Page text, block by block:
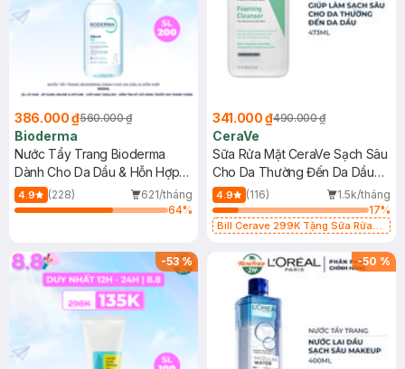
386.000 ₫560.000 ₫
Bioderma
Nước Tẩy Trang Bioderma
Dành Cho Da Dầu & Hỗn Hợp
500ml
4.9 (228)
621/tháng
64%
341.000 ₫490.000 ₫
CeraVe
Sữa Rửa Mặt CeraVe Sạch Sâu
Cho Da Thường Đến Da Dầu
473ml
4.9 (116)
1.5k/tháng
17%
Bill Cerave 299K Tặng Sữa Rửa
-53% -50 %